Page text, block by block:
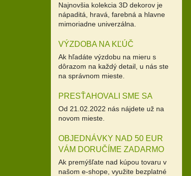
Najnovšia kolekcia 3D dekorov je
nápaditá, hravá, farebná a hlavne
mimoriadne univerzálna.
VÝZDOBA NA KĽÚČ
Ak hľadáte výzdobu na mieru s
dôrazom na každý detail, u nás ste
na správnom mieste.
PRESŤAHOVALI SME SA
Od 21.02.2022 nás nájdete už na
novom mieste.
OBJEDNÁVKY NAD 50 EUR
VÁM DORUČÍME ZADARMO
Ak premýšľate nad kúpou tovaru v
našom e-shope, využite bezplatné